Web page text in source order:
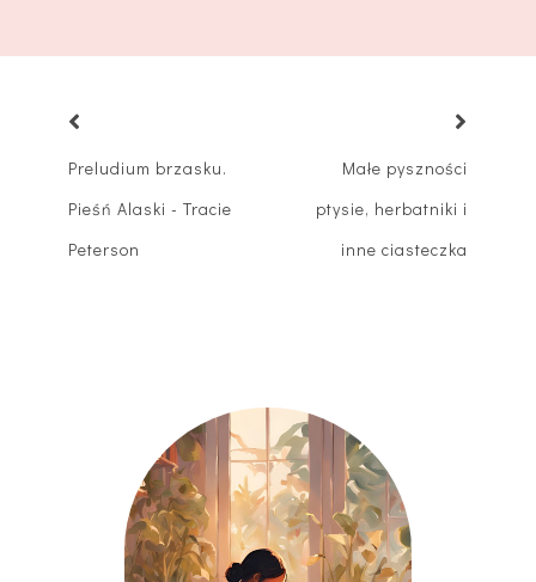
Preludium brzasku.
Pieśń Alaski - Tracie
Peterson
Małe pyszności
ptysie, herbatniki i
inne ciasteczka